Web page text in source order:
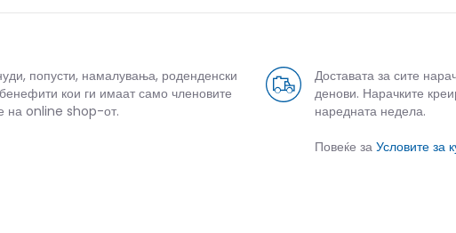
попусти, намалувања, роденденски
кои ги имаат само членовите
на online shop-от.
Доставата за сите
денови. Нарачките
наредната недела.
Повеќе за Условите за